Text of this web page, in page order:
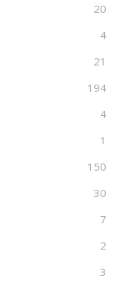
20
4
21
194
4
1
150
30
7
2
3